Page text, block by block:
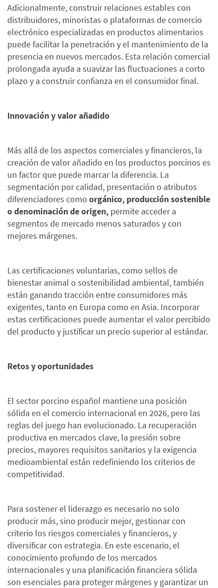
Adicionalmente, construir relaciones estables con
distribuidores, minoristas o plataformas de comercio
electrónico especializadas en productos alimentarios
puede facilitar la penetración y el mantenimiento de la
presencia en nuevos mercados. Esta relación comercial
prolongada ayuda a suavizar las fluctuaciones a corto
plazo y a construir confianza en el consumidor final.
Innovación y valor añadido
Más allá de los aspectos comerciales y financieros, la
creación de valor añadido en los productos porcinos es
un factor que puede marcar la diferencia. La
segmentación por calidad, presentación o atributos
diferenciadores como orgánico, producción sostenible
o denominación de origen, permite acceder a
segmentos de mercado menos saturados y con
mejores márgenes.
Las certificaciones voluntarias, como sellos de
bienestar animal o sostenibilidad ambiental, también
están ganando tracción entre consumidores más
exigentes, tanto en Europa como en Asia. Incorporar
estas certificaciones puede aumentar el valor percibido
del producto y justificar un precio superior al estándar.
Retos y oportunidades
El sector porcino español mantiene una posición
sólida en el comercio internacional en 2026, pero las
reglas del juego han evolucionado. La recuperación
productiva en mercados clave, la presión sobre
precios, mayores requisitos sanitarios y la exigencia
medioambiental están redefiniendo los criterios de
competitividad.
Para sostener el liderazgo es necesario no solo
producir más, sino producir mejor, gestionar con
criterio los riesgos comerciales y financieros, y
diversificar con estrategia. En este escenario, el
conocimiento profundo de los mercados
internacionales y una planificación financiera sólida
son esenciales para proteger márgenes y garantizar un